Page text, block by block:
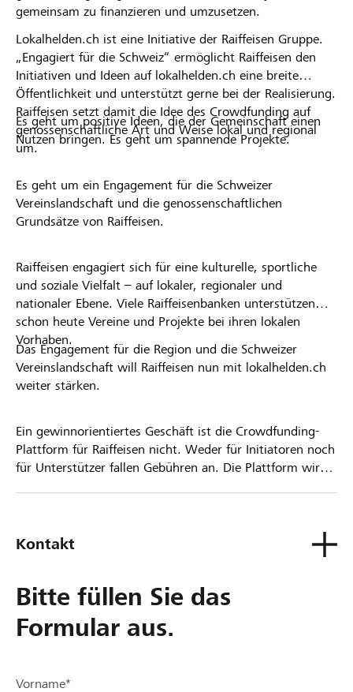
gemeinsam zu finanzieren und umzusetzen.
Lokalhelden.ch ist eine Initiative der Raiffeisen Gruppe.
„Engagiert für die Schweiz“ ermöglicht Raiffeisen den
Initiativen und Ideen auf lokalhelden.ch eine breite
Öffentlichkeit und unterstützt gerne bei der Realisierung.
Raiffeisen setzt damit die Idee des Crowdfunding auf
genossenschaftliche Art und Weise lokal und regional
um.
Es geht um positive Ideen, die der Gemeinschaft einen
Nutzen bringen. Es geht um spannende Projekte.
Es geht um ein Engagement für die Schweizer
Vereinslandschaft und die genossenschaftlichen
Grundsätze von Raiffeisen.
Raiffeisen engagiert sich für eine kulturelle, sportliche
und soziale Vielfalt – auf lokaler, regionaler und
nationaler Ebene. Viele Raiffeisenbanken unterstützen
schon heute Vereine und Projekte bei ihren lokalen
Vorhaben.
Das Engagement für die Region und die Schweizer
Vereinslandschaft will Raiffeisen nun mit lokalhelden.ch
weiter stärken.
Ein gewinnorientiertes Geschäft ist die Crowdfunding-
Plattform für Raiffeisen nicht. Weder für Initiatoren noch
für Unterstützer fallen Gebühren an. Die Plattform wird
Kontakt
Bitte füllen Sie das
Formular aus.
Vorname*